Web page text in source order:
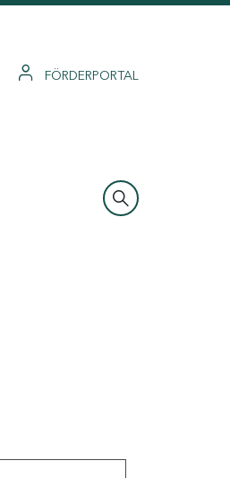
FÖRDERPORTAL